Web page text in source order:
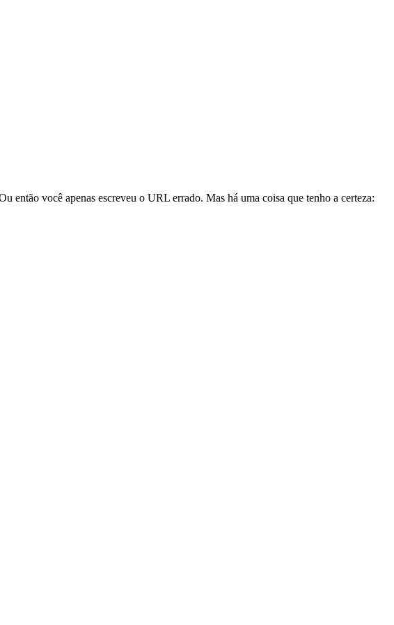
então você apenas escreveu o URL errado. Mas há uma coisa que tenho a certeza: